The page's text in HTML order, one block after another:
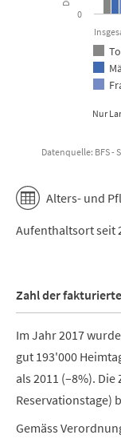
Nur
0
Datenquelle: BFS
Alters- und
Aufenthaltsort seit
Zahl der
Im Jahr 2017
gut 193'000
als 2011 (–8%).
Reservationstage)
Gemäss